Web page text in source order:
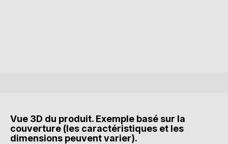
Vue 3D du produit. Exemple basé sur la
couverture (les caractéristiques et les
dimensions peuvent varier).